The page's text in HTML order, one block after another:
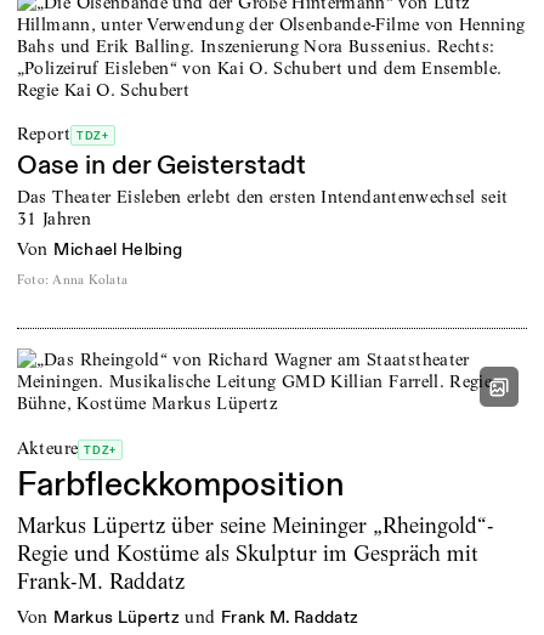
Report TDZ+
Oase in der Geisterstadt
Das Theater Eisleben erlebt den ersten Intendantenwechsel seit
31 Jahren
von Michael Helbing
Foto: Anna Kolata
Akteure TDZ+
Farbfleckkomposition
Markus Lüpertz über seine Meininger „Rheingold“-
Regie und Kostüme als Skulptur im Gespräch mit
Frank-M. Raddatz
von Markus Lüpertz und Frank M. Raddatz